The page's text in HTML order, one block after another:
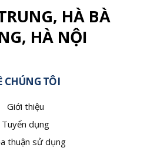
HÀ BÀ
HÀ NỘI
CHÚNG TÔI
Giới thiệu
Tuyển dụng
thuận sử dụng